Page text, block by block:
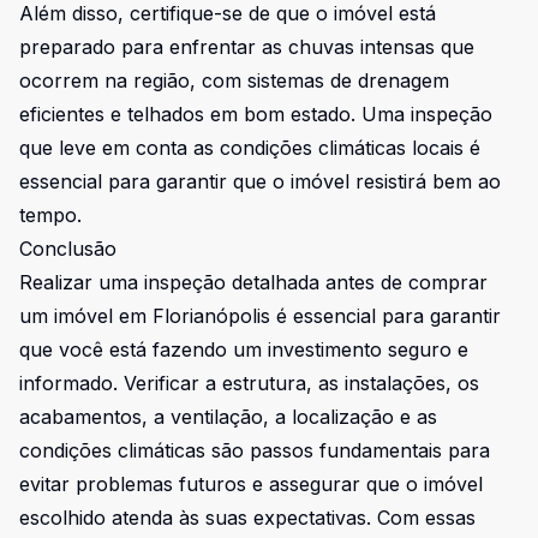
Além disso, certifique-se de que o imóvel está
preparado para enfrentar as chuvas intensas que
ocorrem na região, com sistemas de drenagem
eficientes e telhados em bom estado. Uma inspeção
que leve em conta as condições climáticas locais é
essencial para garantir que o imóvel resistirá bem ao
tempo.
Conclusão
Realizar uma inspeção detalhada antes de comprar
um imóvel em Florianópolis é essencial para garantir
que você está fazendo um investimento seguro e
informado. Verificar a estrutura, as instalações, os
acabamentos, a ventilação, a localização e as
condições climáticas são passos fundamentais para
evitar problemas futuros e assegurar que o imóvel
escolhido atenda às suas expectativas. Com essas